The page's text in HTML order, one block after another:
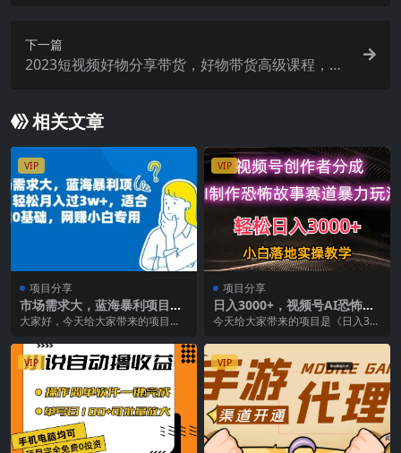
下一篇
2023短视频好物分享带货，好物带货高级课程，轻
相关文章
VIP
项目分享
市场需求大，蓝海暴利项目，
轻松月入过3w ，适合小白0基
大家好，今天给大家带来的项目是
松月入过3w ，适合...
VIP
项目分享
日入3000+，视频号AI恐怖故
事赛道暴力玩法，轻松过原
今天给大家带来的项目是《日入30
法，轻松过原创...
VIP VIP